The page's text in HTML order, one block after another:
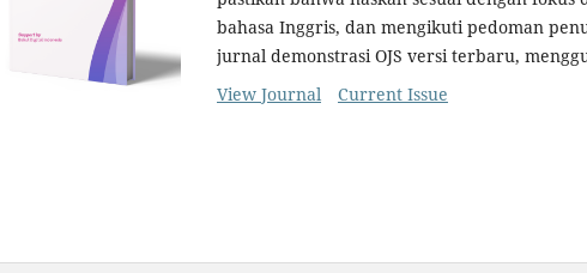
bahasa Inggris, dan mengikuti pedoman
jurnal demonstrasi OJS versi terbaru,
View Journal
Current Issue